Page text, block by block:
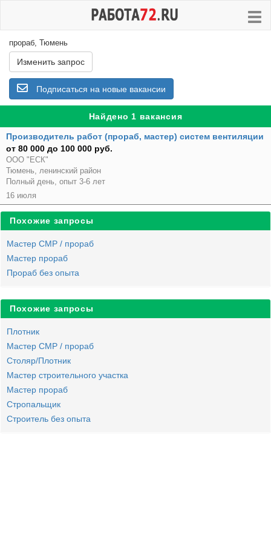
прораб, Тюмень
Изменить запрос
Подписаться на новые вакансии
Найдено 1 вакансия
Производитель работ (прораб, мастер) систем вентиляции
от 80 000 до 100 000 руб.
ООО "ЕСК"
Тюмень, ленинский район
Полный день, опыт 3-6 лет
16 июля
Похожие запросы
Мастер СМР / прораб
Мастер прораб
Прораб без опыта
Похожие запросы
Плотник
Мастер СМР / прораб
Столяр/Плотник
Мастер строительного участка
Мастер прораб
Стропальщик
Строитель без опыта